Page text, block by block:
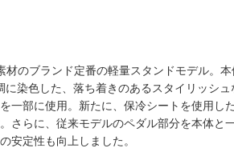
のブランド定番の軽量スタンドモデル。本
染色した、落ち着きのあるスタイリッシュ
一部に使用。新たに、保冷シートを使用し
さらに、従来モデルのペダル部分を本体と
安定性も向上しました。